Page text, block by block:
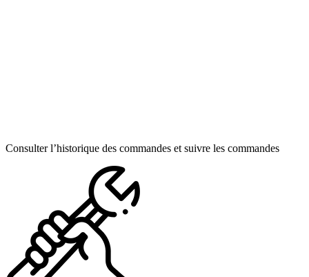
Consulter l’historique des commandes et suivre les commandes